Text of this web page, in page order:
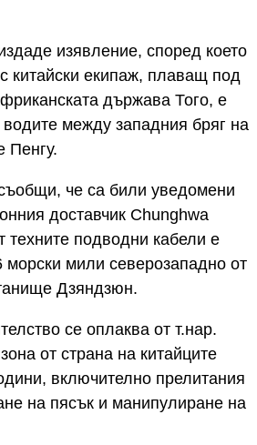
изявление, според което
китайски екипаж, плаващ под
държава Того, е
между западния бряг на
Пенгу.
че са били уведомени
доставчик Chunghwa
техните подводни кабели е
морски мили северозападно от
Дзяндзюн.
се оплаква от т.нар.
от страна на китайците
включително прелитания
на пясък и манипулиране на